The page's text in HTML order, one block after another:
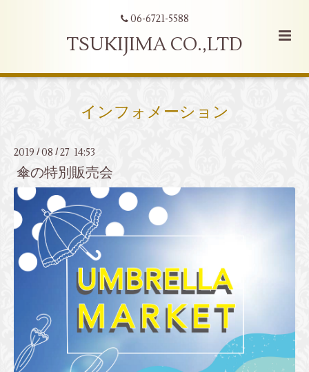
06-6721-5588
TSUKIJIMA CO.,LTD
インフォメーション
2019 / 08 / 27 14:53
傘の特別販売会